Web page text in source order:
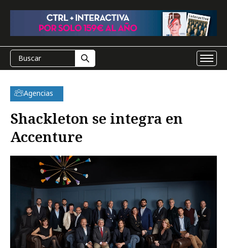
Agencias
Shackleton se integra en
Accenture